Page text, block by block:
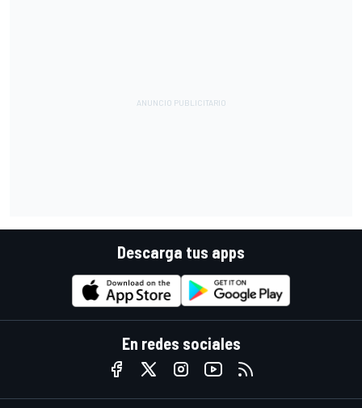
Descarga tus apps
En redes sociales